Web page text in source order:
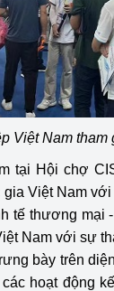
Bảo vệ môi
Bảo vệ nền
Doanh
Xúc tiến
Thị trường
Thị trường
Ngành
Đại hội XIV
Việt Nam
tại Hội chợ
Việt Nam
tế thương mại
Nam với sự
bày trên
hoạt động